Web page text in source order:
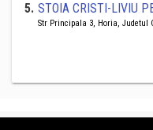
5. STOIA CRISTI-LIVIU
Str Principala 3, Horia, Judetul